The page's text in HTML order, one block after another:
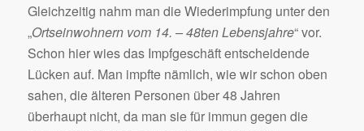
Gleichzeitig nahm man die Wiederimpfung unter den
„Ortseinwohnern vom 14. – 48ten Lebensjahre“ vor.
Schon hier wies das Impfgeschäft entscheidende
Lücken auf. Man impfte nämlich, wie wir schon oben
sahen, die älteren Personen über 48 Jahren
überhaupt nicht, da man sie für immun gegen die